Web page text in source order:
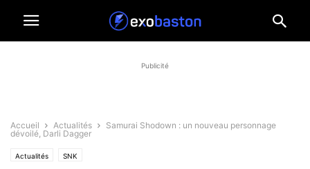
Publicité
Accueil Actualités
Samurai Shodown : un nouveau personnage
dévoilé, Darli Dagger
Actualités SNK